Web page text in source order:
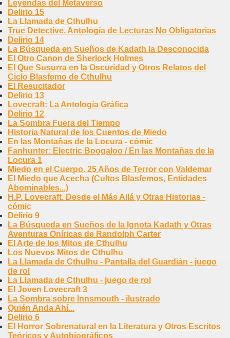
Leyendas del Metaverso
Delirio 15
La Llamada de Cthulhu
True Detective. Antología de Lecturas No Obligatorias
Delirio 14
La Búsqueda en Sueños de Kadath la Desconocida
El Otro Canon de Sherlock Holmes
El Que Susurra en la Oscuridad y Otros Relatos del
Ciclo Blasfemo de Cthulhu
El Resucitador
Delirio 13
Lovecraft: La Antología Gráfica
Delirio 12
La Sombra Fuera del Tiempo
Historia Natural de los Cuentos de Miedo
En las Montañas de la Locura - cómic
Fanhunter: Electric Boogaloo / En las Montañas de la
Locura 1
Miedo en el Cuerpo. 25 Años de Terror con Valdemar
El Miedo que Acecha (Cultos Blasfemos, Entidades
Abominables...)
H.P. Lovecraft. Desde el Más Allá y Otras Historias -
cómic
Delirio 9
La Búsqueda en Sueños de la Ignota Kadath y Otras
Aventuras Oníricas de Randolph Carter
El Arte de los Mitos de Cthulhu
Los Nuevos Mitos de Cthulhu
La Llamada de Cthulhu - Pantalla del Guardián - juego
de rol
La Llamada de Cthulhu - juego de rol
El Joven Lovecraft 3
La Sombra sobre Innsmouth - ilustrado
Quién Anda Ahí...
Delirio 6
El Horror Sobrenatural en la Literatura y Otros Escritos
Teóricos y Autobiográficos